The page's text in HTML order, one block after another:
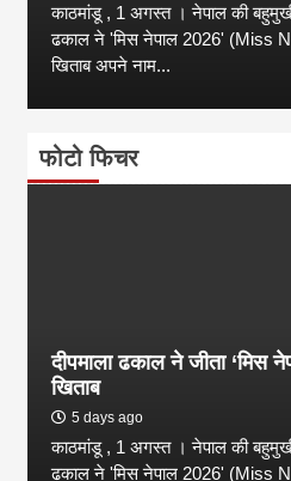
काठमांडू , 1 अगस्त । नेपाल की बहुमुखी
ढकाल ने 'मिस नेपाल 2026' (Miss
खिताब अपने नाम...
फोटो फिचर
दीपमाला ढकाल ने जीता ‘मिस
खिताब
5 days ago
काठमांडू , 1 अगस्त । नेपाल की बहुमुखी
ढकाल ने 'मिस नेपाल 2026' (Miss